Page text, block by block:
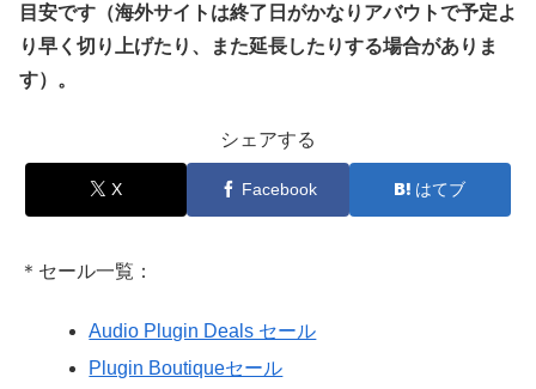
目安です（海外サイトは終了日がかなりアバウトで予定よ
り早く切り上げたり、また延長したりする場合がありま
す）。
シェアする
X Facebook はてブ
＊セール一覧：
Audio Plugin Deals セール
Plugin Boutiqueセール